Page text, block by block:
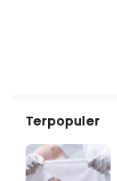
Terpopuler